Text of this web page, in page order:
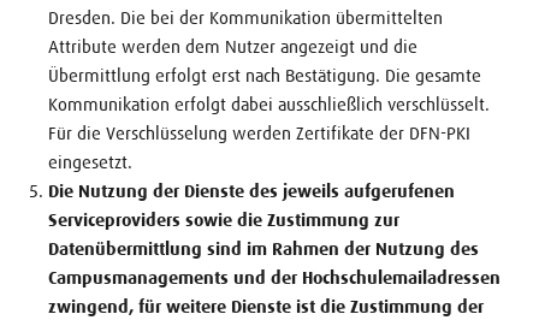
Dresden. Die bei der Kommunikation übermittelten
Attribute werden dem Nutzer angezeigt und die
Übermittlung erfolgt erst nach Bestätigung. Die gesamte
Kommunikation erfolgt dabei ausschließlich verschlüsselt.
Für die Verschlüsselung werden Zertifikate der DFN-PKI
eingesetzt.
Die Nutzung der Dienste des jeweils aufgerufenen
Serviceproviders sowie die Zustimmung zur
Datenübermittlung sind im Rahmen der Nutzung des
Campusmanagements und der Hochschulemailadressen
zwingend, für weitere Dienste ist die Zustimmung der